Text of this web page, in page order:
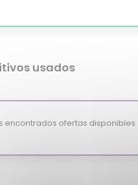
usados
encontrados ofertas disponibles